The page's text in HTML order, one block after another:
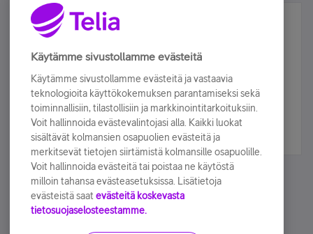
Älä jää paitsi – osallistu ja voita!
Tilaa Telian uutiskirje ja olet mukana arvonnassa.
sähköpostiisi.
Tilaa nyt
Käytämme sivustollamme evästeitä
Käytämme sivustollamme evästeitä ja vastaavia
teknologioita käyttökokemuksen parantamiseksi sekä
toiminnallisiin, tilastollisiin ja markkinointitarkoituksiin.
Voit hallinnoida evästevalintojasi alla. Kaikki luokat
sisältävät kolmansien osapuolien evästeitä ja
merkitsevät tietojen siirtämistä kolmansille osapuolille.
Voit hallinnoida evästeitä tai poistaa ne käytöstä
milloin tahansa evästeasetuksissa. Lisätietoja
evästeistä saat evästeitä koskevasta
tietosuojaselosteestamme.